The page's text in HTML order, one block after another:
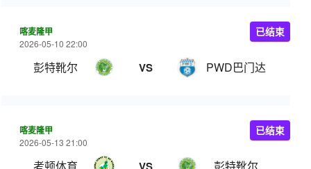
喀麦隆甲
2026-05-10 22:00
彭特靴尔 VS PWD巴门达
已结束
喀麦隆甲
2026-05-13 21:00
已结束